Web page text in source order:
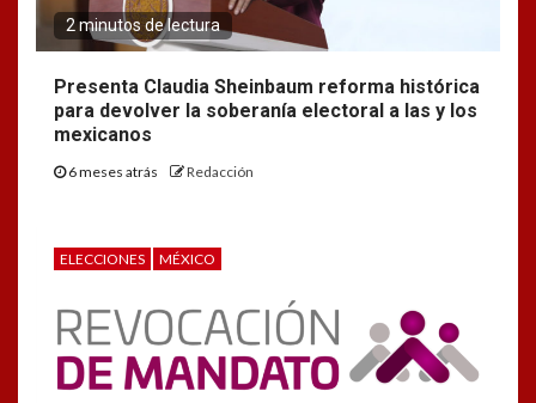
2 minutos de lectura
Presenta Claudia Sheinbaum reforma histórica
para devolver la soberanía electoral a las y los
mexicanos
6 meses atrás Redacción
ELECCIONES MÉXICO